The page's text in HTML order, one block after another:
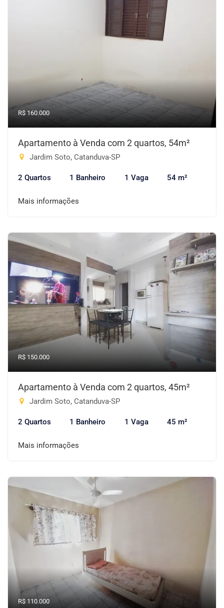
R$ 160.000
Apartamento à Venda com 2 quartos, 54m²
Jardim Soto, Catanduva-SP
2 Quartos 1 Banheiro 1 Vaga 54 m²
Mais informações
R$ 150.000
Apartamento à Venda com 2 quartos, 45m²
Jardim Soto, Catanduva-SP
2 Quartos 1 Banheiro 1 Vaga 45 m²
Mais informações
R$ 110.000